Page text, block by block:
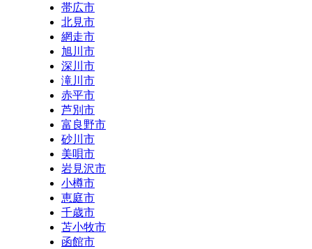
帯広市
北見市
網走市
旭川市
深川市
滝川市
赤平市
芦別市
富良野市
砂川市
美唄市
岩見沢市
小樽市
恵庭市
千歳市
苫小牧市
函館市